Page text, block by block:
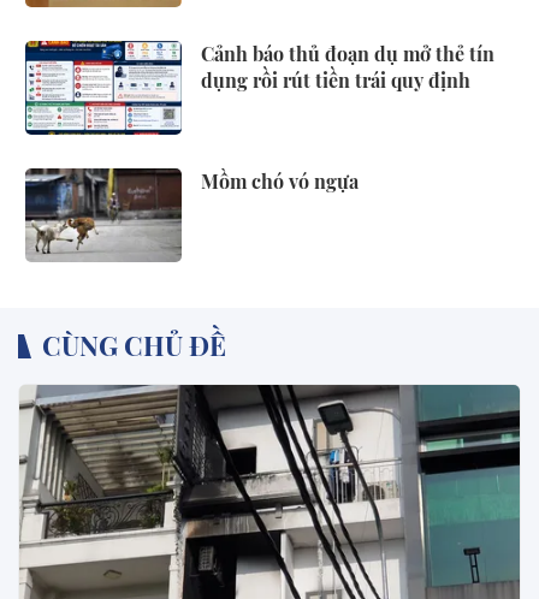
Cảnh báo thủ đoạn dụ mở thẻ tín
dụng rồi rút tiền trái quy định
Mồm chó vó ngựa
CÙNG CHỦ ĐỀ